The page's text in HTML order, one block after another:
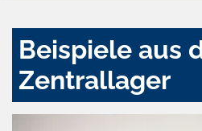
Beispiele aus
Zentrallager